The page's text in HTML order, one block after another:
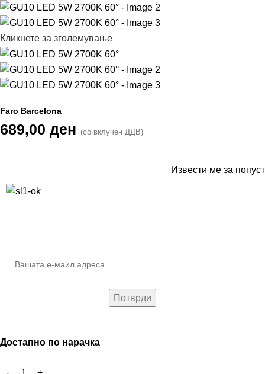
Кликнете за зголемување
Faro Barcelona
689,00 ден (со вклучен ДДВ)
Извести ме за попуст
Достапно по нарачка